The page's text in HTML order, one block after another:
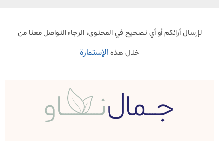
لإرسال أرائكم أو أي تصحيح في المحتوى، الرجاء التواصل معنا من
خلال هذه الإستمارة